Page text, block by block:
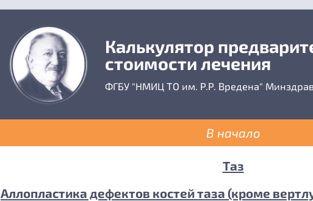
Калькулятор
стоимости лечения
ФГБУ "НМИЦ ТО им. Р.Р. Вредена"
В начало
Таз
Аллопластика дефектов костей таза (кроме